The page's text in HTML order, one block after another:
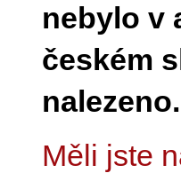
nebylo v
českém
nalezeno.
Měli jste